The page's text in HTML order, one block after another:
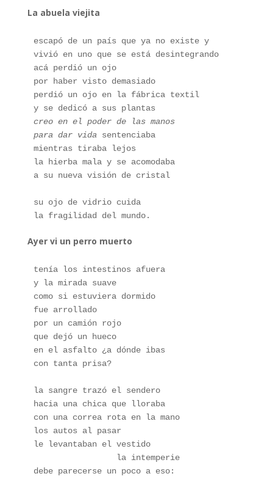
La abuela viejita
escapó de un país que ya no existe y
vivió en uno que se está desintegrando
acá perdió un ojo
por haber visto demasiado
perdió un ojo en la fábrica textil
y se dedicó a sus plantas
creo en el poder de las manos
para dar vida sentenciaba
mientras tiraba lejos
la hierba mala y se acomodaba
a su nueva visión de cristal
su ojo de vidrio cuida
la fragilidad del mundo.
Ayer vi un perro muerto
tenía los intestinos afuera
y la mirada suave
como si estuviera dormido
fue arrollado
por un camión rojo
que dejó un hueco
en el asfalto ¿a dónde ibas
con tanta prisa?
la sangre trazó el sendero
hacia una chica que lloraba
con una correa rota en la mano
los autos al pasar
le levantaban el vestido
                 la intemperie
debe parecerse un poco a eso: